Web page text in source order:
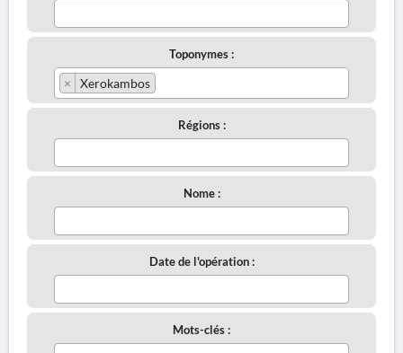
Toponymes :
× Xerokambos
Régions :
Nome :
Date de l'opération :
Mots-clés :